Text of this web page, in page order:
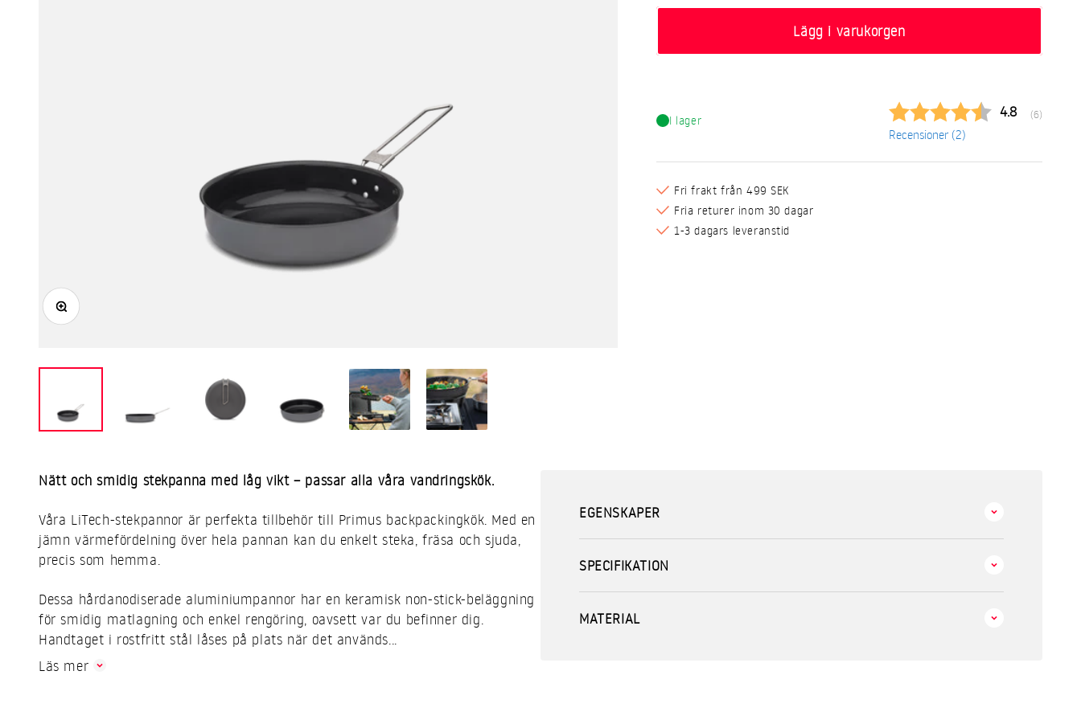
Zooma
Lägg i varukorgen
I lager
Snittbetyg:
4.8 (röster:
6)
Recensioner (2)
Fri frakt från 499 SEK
Fria returer inom 30 dagar
1-3 dagars leveranstid
Nätt och smidig stekpanna med låg vikt – passar alla våra vandringskök.
Våra LiTech-stekpannor är perfekta tillbehör till Primus backpackingkök. Med en
jämn värmefördelning över hela pannan kan du enkelt steka, fräsa och sjuda,
precis som hemma.
Dessa hårdanodiserade aluminiumpannor har en keramisk non-stick-beläggning
för smidig matlagning och enkel rengöring, oavsett var du befinner dig.
Handtaget i rostfritt stål låses på plats när det används...
Läs mer
EGENSKAPER
SPECIFIKATION
MATERIAL